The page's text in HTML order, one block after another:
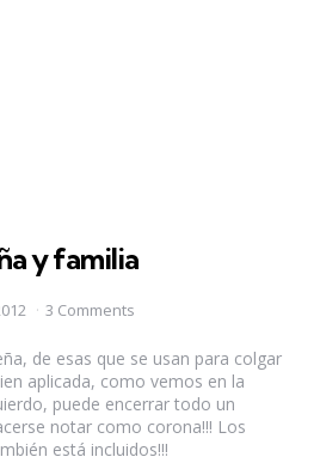
y familia
3 Comments
de esas que se usan para colgar
aplicada, como vemos en la
puede encerrar todo un
notar como corona!!! Los
está incluidos!!!